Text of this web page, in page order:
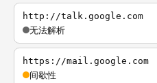
http://talk.google.com
无法解析
https://mail.google.com
间歇性